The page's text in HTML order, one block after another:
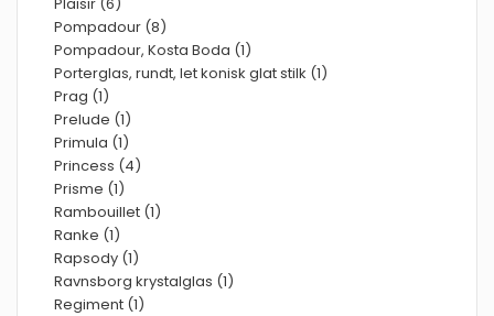
Pompadour (8)
Pompadour, Kosta Boda (1)
Porterglas, rundt, let konisk glat stilk (1)
Prag (1)
Prelude (1)
Primula (1)
Princess (4)
Prisme (1)
Rambouillet (1)
Ranke (1)
Rapsody (1)
Ravnsborg krystalglas (1)
Regiment (1)